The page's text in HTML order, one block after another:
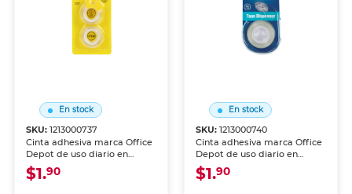
En stock
SKU:1213000737
Cinta adhesiva marca Office
Depot de uso diario en
oficina, escuela y hogar.
Transparente y de adhesión
$1.90
En stock
SKU: 1213000740
Cinta adhesiva marca Office
Depot de uso diario en
oficina, escuela y hogar.
Transparente y de adhesión
$1.90